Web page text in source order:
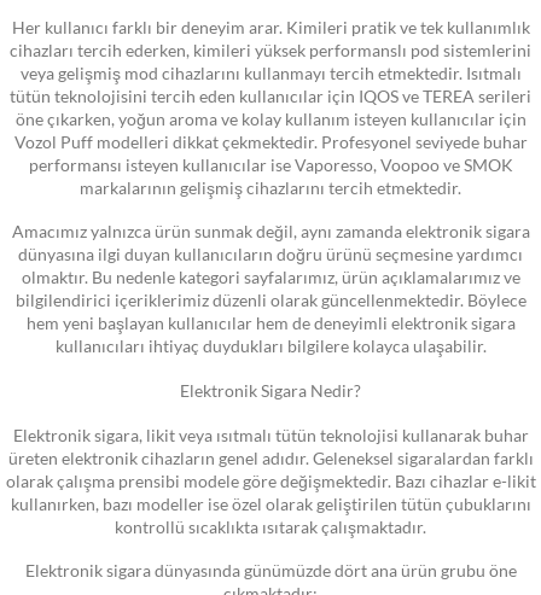
Her kullanıcı farklı bir deneyim arar. Kimileri pratik ve tek kullanımlık
cihazları tercih ederken, kimileri yüksek performanslı pod sistemlerini
veya gelişmiş mod cihazlarını kullanmayı tercih etmektedir. Isıtmalı
tütün teknolojisini tercih eden kullanıcılar için IQOS ve TEREA serileri
öne çıkarken, yoğun aroma ve kolay kullanım isteyen kullanıcılar için
Vozol Puff modelleri dikkat çekmektedir. Profesyonel seviyede buhar
performansı isteyen kullanıcılar ise Vaporesso, Voopoo ve SMOK
markalarının gelişmiş cihazlarını tercih etmektedir.
Amacımız yalnızca ürün sunmak değil, aynı zamanda elektronik sigara
dünyasına ilgi duyan kullanıcıların doğru ürünü seçmesine yardımcı
olmaktır. Bu nedenle kategori sayfalarımız, ürün açıklamalarımız ve
bilgilendirici içeriklerimiz düzenli olarak güncellenmektedir. Böylece
hem yeni başlayan kullanıcılar hem de deneyimli elektronik sigara
kullanıcıları ihtiyaç duydukları bilgilere kolayca ulaşabilir.
Elektronik Sigara Nedir?
Elektronik sigara, likit veya ısıtmalı tütün teknolojisi kullanarak buhar
üreten elektronik cihazların genel adıdır. Geleneksel sigaralardan farklı
olarak çalışma prensibi modele göre değişmektedir. Bazı cihazlar e-likit
kullanırken, bazı modeller ise özel olarak geliştirilen tütün çubuklarını
kontrollü sıcaklıkta ısıtarak çalışmaktadır.
Elektronik sigara dünyasında günümüzde dört ana ürün grubu öne